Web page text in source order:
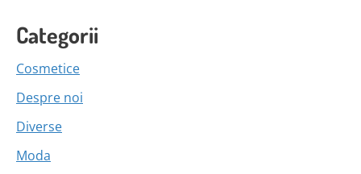
Categorii
Cosmetice
Despre noi
Diverse
Moda